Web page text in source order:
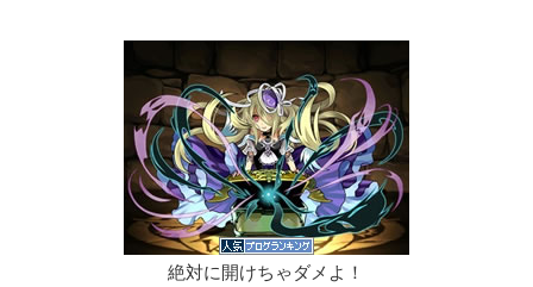
絶対に開けちゃダメよ！